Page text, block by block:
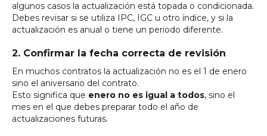
algunos casos la actualización está topada o condicionada.
Debes revisar si se utiliza IPC, IGC u otro índice, y si la
actualización es anual o tiene un periodo diferente.
2. Confirmar la fecha correcta de revisión
En muchos contratos la actualización no es el 1 de enero
sino el aniversario del contrato.
Esto significa que enero no es igual a todos, sino el
mes en el que debes preparar todo el año de
actualizaciones futuras.